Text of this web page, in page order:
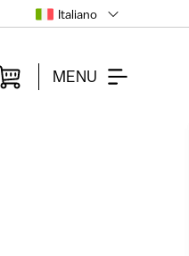
Italiano
MENU